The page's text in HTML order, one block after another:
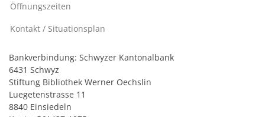
Öffnungszeiten
Kontakt / Situationsplan
Bankverbindung: Schwyzer Kantonalbank
6431 Schwyz
Stiftung Bibliothek Werner Oechslin
Luegetenstrasse 11
8840 Einsiedeln